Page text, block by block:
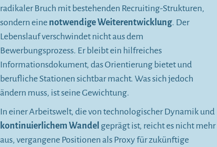
radikaler Bruch mit bestehenden Recruiting-Strukturen,
sondern eine notwendige Weiterentwicklung. Der
Lebenslauf verschwindet nicht aus dem
Bewerbungsprozess. Er bleibt ein hilfreiches
Informationsdokument, das Orientierung bietet und
berufliche Stationen sichtbar macht. Was sich jedoch
ändern muss, ist seine Gewichtung.
In einer Arbeitswelt, die von technologischer Dynamik und
kontinuierlichem Wandel geprägt ist, reicht es nicht mehr
aus, vergangene Positionen als Proxy für zukünftige